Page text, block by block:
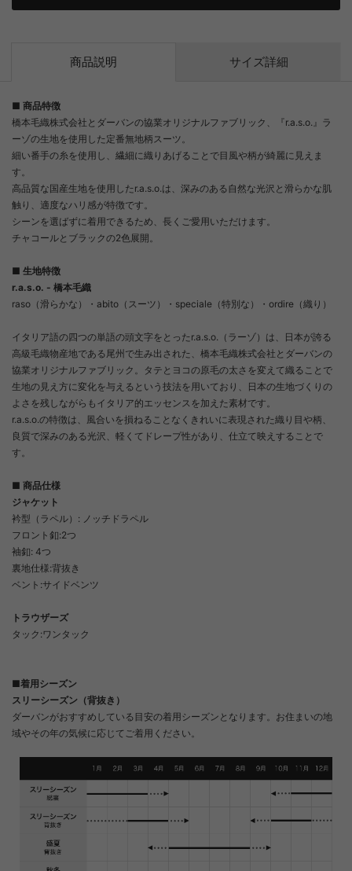
商品説明 サイズ詳細
■ 商品特徴
橋本毛織株式会社とダーバンの協業オリジナルファブリック、『r.a.s.o.』ラ
ーゾの生地を使用した定番無地柄スーツ。
細い番手の糸を使用し、繊細に織りあげることで目風や柄が綺麗に見えま
す。
高品質な国産生地を使用したr.a.s.o.は、深みのある自然な光沢と滑らかな肌
触り、適度なハリ感が特徴です。
シーンを選ばずに着用できるため、長くご愛用いただけます。
チャコールとブラックの2色展開。
■ 生地特徴
r.a.s.o. - 橋本毛織
raso（滑らかな）・abito（スーツ）・speciale（特別な）・ordire（織り）
イタリア語の四つの単語の頭文字をとったr.a.s.o.（ラーゾ）は、日本が誇る
高級毛織物産地である尾州で生み出された、橋本毛織株式会社とダーバンの
協業オリジナルファブリック。タテとヨコの原毛の太さを変えて織ることで
生地の見え方に変化を与えるという技法を用いており、日本の生地づくりの
よさを残しながらもイタリア的エッセンスを加えた素材です。
r.a.s.o.の特徴は、風合いを損ねることなくきれいに表現された織り目や柄、
良質で深みのある光沢、軽くてドレープ性があり、仕立て映えすることで
す。
■ 商品仕様
ジャケット
衿型（ラペル）: ノッチドラペル
フロント釦:2つ
袖釦: 4つ
裏地仕様:背抜き
ベント:サイドベンツ
トラウザーズ
タック:ワンタック
■着用シーズン
スリーシーズン（背抜き）
ダーバンがおすすめしている目安の着用シーズンとなります。お住まいの地
域やその年の気候に応じてご着用ください。